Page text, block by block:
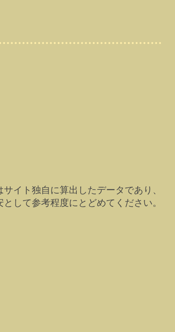
イト独自に算出したデータであり、
として参考程度にとどめてください。